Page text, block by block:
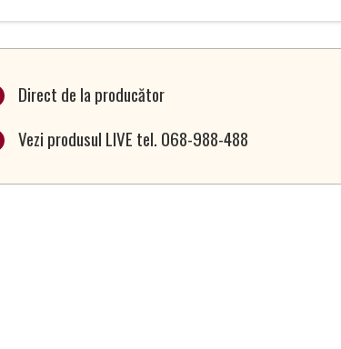
Direct de la producător
Vezi produsul LIVE tel. 068-988-488